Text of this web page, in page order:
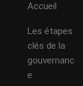
Accueil
Les étapes
clés de la
gouvernanc
e